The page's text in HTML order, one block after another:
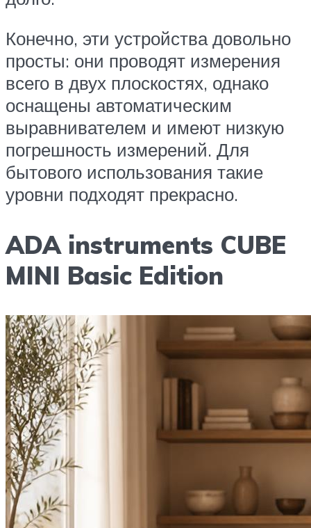
Конечно, эти устройства довольно
просты: они проводят измерения
всего в двух плоскостях, однако
оснащены автоматическим
выравнивателем и имеют низкую
погрешность измерений. Для
бытового использования такие
уровни подходят прекрасно.
ADA instruments CUBE
MINI Basic Edition